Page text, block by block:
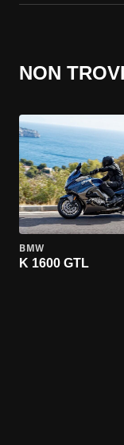
NON
BMW
K 1600 GTL